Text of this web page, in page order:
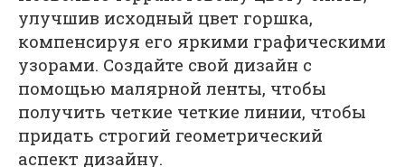
улучшив исходный цвет горшка,
компенсируя его яркими графическими
узорами. Создайте свой дизайн с
помощью малярной ленты, чтобы
получить четкие четкие линии, чтобы
придать строгий геометрический
аспект дизайну.